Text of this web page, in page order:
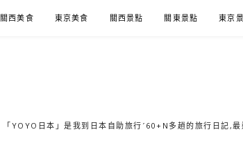
關西美食 東京美食 關西景點 關東景點 東京
「YOYO日本」是我到日本自助旅行ˊ60+N多趟的旅行日記,